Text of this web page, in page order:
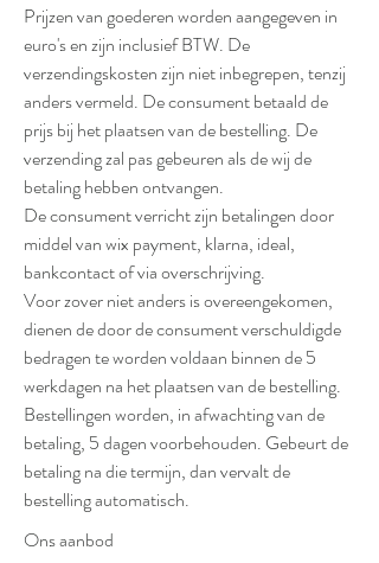
Prijzen van goederen worden aangegeven in
euro's en zijn inclusief BTW. De
verzendingskosten zijn niet inbegrepen, tenzij
anders vermeld. De consument betaald de
prijs bij het plaatsen van de bestelling. De
verzending zal pas gebeuren als de wij de
betaling hebben ontvangen.
De consument verricht zijn betalingen door
middel van wix payment, klarna, ideal,
bankcontact of via overschrijving.
Voor zover niet anders is overeengekomen,
dienen de door de consument verschuldigde
bedragen te worden voldaan binnen de 5
werkdagen na het plaatsen van de bestelling.
Bestellingen worden, in afwachting van de
betaling, 5 dagen voorbehouden. Gebeurt de
betaling na die termijn, dan vervalt de
bestelling automatisch.
Ons aanbod